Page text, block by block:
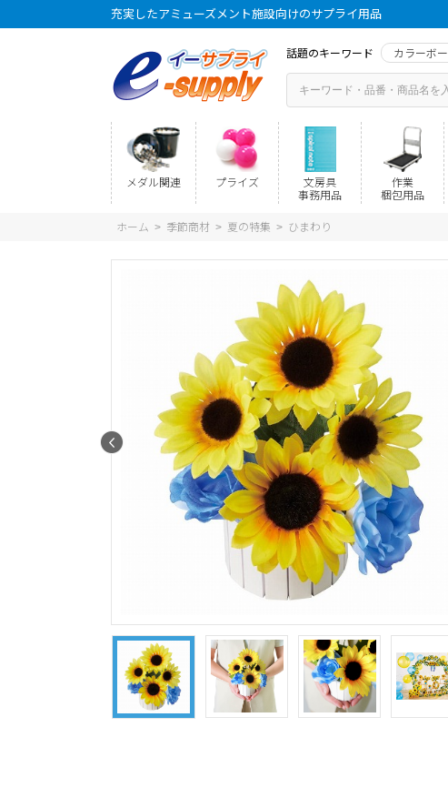
充実したアミューズメント施設向けのサプライ用品
話題のキーワード カラーボ
メダル関連 プライズ
文房具
事務用品
作業
梱包用品
ホーム > 季節商材 > 夏の特集 > ひまわり